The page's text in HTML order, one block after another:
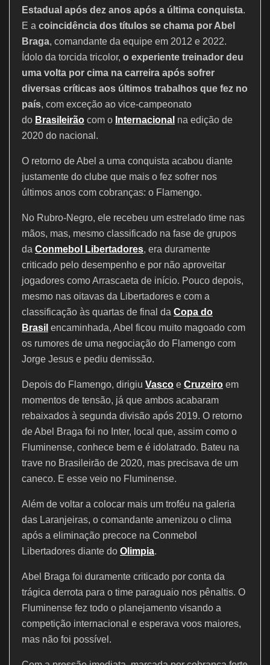
Estadual após dez anos após a última conquista.
E a coincidência dos títulos se chama por Abel
Braga, comandante da equipe em 2012 e 2022.
Ídolo da torcida tricolor, o experiente treinador deu
uma volta por cima na carreira após sofrer
diversas críticas aos últimos trabalhos que fez no
país, com exceção ao vice-campeonato
do Brasileirão com o Internacional na edição de
2020 do nacional.
O retorno de Abel a uma conquista acabou diante
justamente do clube que mais o fez sofrer nos
últimos anos com cobranças: o Flamengo.
No Rubro-Negro, ele recebeu um estrelado time nas
mãos, mas, mesmo classificado na fase de grupos
da Conmebol Libertadores, era duramente
criticado pelo desempenho e por não aproveitar
jogadores como Arrascaeta de início. Pouco depois,
mesmo nas oitavas da Libertadores e com a
classificação às quartas de final da Copa do
Brasil encaminhada, Abel ficou muito magoado com
os rumores de uma negociação do Flamengo com
Jorge Jesus e pediu demissão.
Depois do Flamengo, dirigiu Vasco e Cruzeiro em
momentos de tensão, já que ambos acabaram
rebaixados à segunda divisão após 2019. O retorno
de Abel Braga foi no Inter, local que, assim como o
Fluminense, conhece bem e é idolatrado. Bateu na
trave no Brasileirão de 2020, mas precisava de um
caneco. E esse veio no Fluminense.
Além de voltar a colocar mais um troféu na galeria
das Laranjeiras, o comandante amenizou o clima
após a eliminação precoce na Conmebol
Libertadores diante do Olimpia.
Abel Braga foi duramente criticado por conta da
trágica derrota para o time paraguaio nos pênaltis. O
Fluminense fez todo o planejamento visando a
competição internacional e esperava voos maiores,
mas não foi possível.